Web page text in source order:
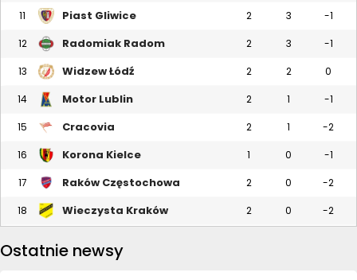
11 Piast Gliwice 2 3 -1
12 Radomiak Radom 2 3 -1
13 Widzew Łódź 2 2 0
14 Motor Lublin 2 1 -1
15 Cracovia 2 1 -2
16 Korona Kielce 1 0 -1
17 Raków Częstochowa 2 0 -2
18 Wieczysta Kraków 2 0 -2
Ostatnie newsy